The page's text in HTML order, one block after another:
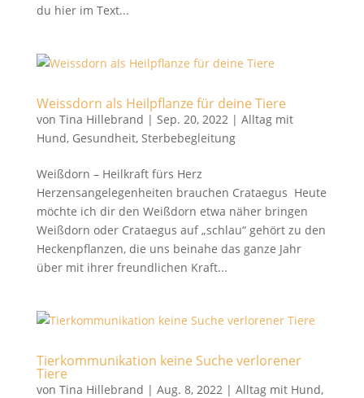
du hier im Text...
Weissdorn als Heilpflanze für deine Tiere
von Tina Hillebrand | Sep. 20, 2022| Alltag mit
Hund, Gesundheit, Sterbebegleitung
Weißdorn – Heilkraft fürs Herz
Herzensangelegenheiten brauchen Crataegus Heute
möchte ich dir den Weißdorn etwa näher bringen
Weißdorn oder Crataegus auf „schlau“ gehört zu den
Heckenpflanzen, die uns beinahe das ganze Jahr
über mit ihrer freundlichen Kraft...
Tierkommunikation keine Suche verlorener
Tiere
von Tina Hillebrand | Aug. 8, 2022| Alltag mit Hund,